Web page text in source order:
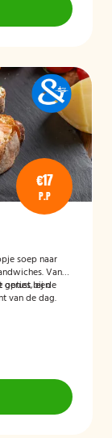
€17
P.P
soep naar
Van
opties, een
van de dag.
gerust bij de